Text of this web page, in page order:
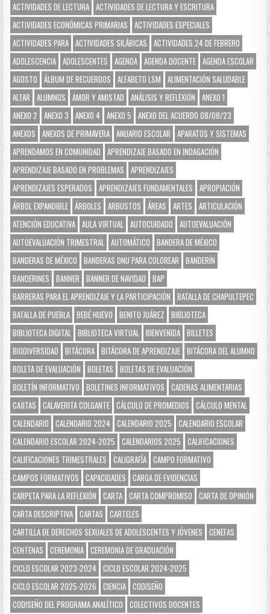
ACTIVIDADES DE LECTURA ACTIVIDADES DE LECTURA Y ESCRITURA
ACTIVIDADES ECONÓMICAS PRIMARIAS
ACTIVIDADES ESPECIALES
ACTIVIDADES PARA ACTIVIDADES SILÁBICAS
ACTIVIDADES.24 DE FEBRERO
ADOLESCENCIA ADOLESCENTES AGENDA AGENDA DOCENTE AGENDA ESCOLAR
AGOSTO
ÁLBUM DE RECUERDOS ALFABETO LSM
ALIMENTACIÓN SALUDABLE
ALTAR
ALUMNOS AMOR Y AMISTAD ANÁLISIS Y REFLEXIÓN
ANEXO 1
ANEXO 2
ANEXO 3 ANEXO 4 ANEXO 5
ANEXO DEL ACUERDO 08/08/23
ANEXOS
ANEXOS DE PRIMAVERA ANUARIO ESCOLAR
APARATOS Y SISTEMAS
APRENDAMOS EN COMUNIDAD
APRENDIZAJE BASADO EN INDAGACIÓN
APRENDIZAJE BASADO EN PROBLEMAS
APRENDIZAJES
APRENDIZAJES ESPERADOS
APRENDIZAJES FUNDAMENTALES
APROPIACIÓN
ÁRBOL EXPANDIBLE ÁRBOLES ARBUSTOS ÁREAS ARTES
ARTICULACIÓN
ATENCIÓN EDUCATIVA AULA VIRTUAL AUTOCUIDADO
AUTOEVALUACIÓN
AUTOEVALUACIÓN TRIMESTRAL AUTOMÁTICO
BANDERA DE MÉXICO
BANDERAS DE MÉXICO
BANDERAS ONU PARA COLOREAR
BANDERÍN
BANDERINES
BANNER BANNER DE NAVIDAD
BAP
BARRERAS PARA EL APRENDIZAJE Y LA PARTICIPACIÓN
BATALLA DE CHAPULTEPEC
BATALLA DE PUEBLA BEBÉ HUEVO BENITO JUÁREZ
BIBLIOTECA
BIBLIOTECA DIGITAL BIBLIOTECA VIRTUAL BIENVENIDA BILLETES
BIODIVERSIDAD
BITÁCORA BITÁCORA DE APRENDIZAJE BITÁCORA DEL ALUMNO
BOLETA DE EVALUACIÓN
BOLETAS
BOLETAS DE EVALUACIÓN
BOLETÍN INFORMATIVO
BOLETINES INFORMATIVOS
CADENAS ALIMENTARIAS
CAJITAS
CALAVERITA COLGANTE CÁLCULO DE PROMEDIOS
CÁLCULO MENTAL
CALENDARIO
CALENDARIO 2024 CALENDARIO 2025
CALENDARIO ESCOLAR
CALENDARIO ESCOLAR 2024-2025
CALENDARIOS 2025
CALIFICACIONES
CALIFICACIONES TRIMESTRALES
CALIGRAFÍA CAMPO FORMATIVO
CAMPOS FORMATIVOS
CAPACIDADES
CARGA DE EVIDENCIAS
CARPETA PARA LA REFLEXIÓN
CARTA CARTA COMPROMISO
CARTA DE OPINIÓN
CARTA DESCRIPTIVA CARTAS
CARTELES
CARTILLA DE DERECHOS SEXUALES DE ADOLESCENTES Y JÓVENES
CENEFAS
CENTENAS
CEREMONIA CEREMONIA DE GRADUACIÓN
CICLO ESCOLAR 2023-2024
CICLO ESCOLAR 2024-2025
CICLO ESCOLAR 2025-2026
CIENCIA CODISEÑO
CODISEÑO DEL PROGRAMA ANALÍTICO
COLECTIVOS DOCENTES